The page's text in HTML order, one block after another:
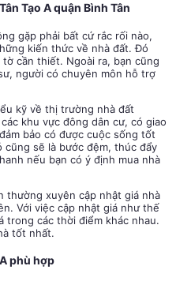
Tạo A quận Bình Tân
gặp phải bất cứ rắc rối nào,
kiến thức về nhà đất. Đó
cần thiết. Ngoài ra, bạn cũng
người có chuyên môn hỗ trợ
kỹ về thị trường nhà đất
khu vực đông dân cư, có giao
bảo có được cuộc sống tốt
cũng sẽ là bước đệm, thúc đẩy
nếu bạn có ý định mua nhà
thường xuyên cập nhật giá nhà
Với việc cập nhật giá như thế
trong các thời điểm khác nhau.
tốt nhất.
phù hợp